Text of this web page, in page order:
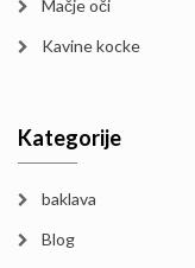
Mačje oči
Kavine kocke
Kategorije
baklava
Blog